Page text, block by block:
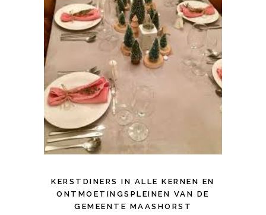
KERSTDINERS IN ALLE KERNEN EN
ONTMOETINGSPLEINEN VAN DE
GEMEENTE MAASHORST